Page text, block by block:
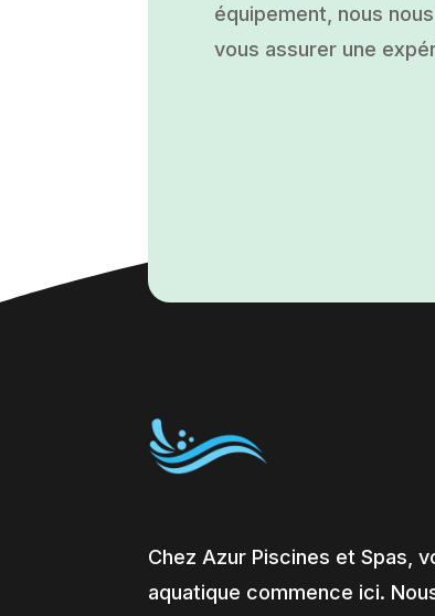
équipement, nous
vous assurer une
Chez Azur Piscines et Spas,
aquatique commence ici.